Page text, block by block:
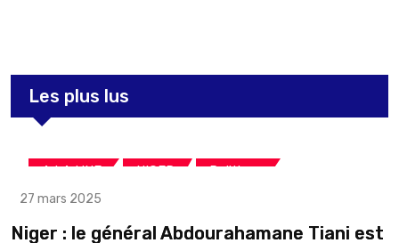
Les plus lus
A LA UNE NIGER Politique
27 mars 2025
Niger : le général Abdourahamane Tiani est